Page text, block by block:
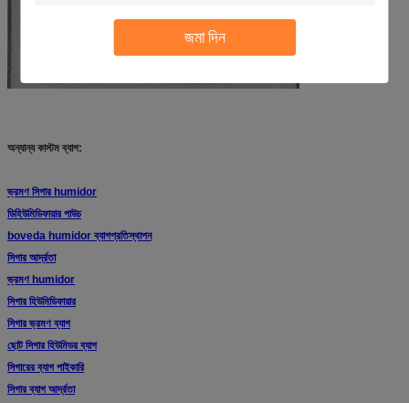
জমা দিন
অন্যান্য কাস্টম ব্যাগ:
ভ্রমণ সিগার humidor
ডিহিউমিডিফায়ার পাউচ
boveda humidor ব্যাগপ্রতিস্থাপন
সিগার আর্দ্রতা
ভ্রমণ humidor
সিগার হিউমিডিফায়ার
সিগার ভ্রমণ ব্যাগ
ছোট সিগার হিউমিডর ব্যাগ
সিগারের ব্যাগ পাইকারি
সিগার ব্যাগ আর্দ্রতা